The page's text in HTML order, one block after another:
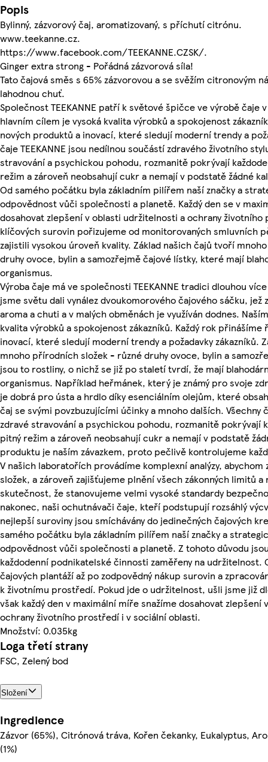
Popis
Bylinný, zázvorový čaj, aromatizovaný, s příchutí citrónu.
www.teekanne.cz.
https://www.facebook.com/TEEKANNE.CZSK/.
Ginger extra strong - Pořádná zázvorová síla!
Tato čajová směs s 65% zázvorovou a se svěžím citronovým
lahodnou chuť.
Společnost TEEKANNE patří k světové špičce ve výrobě čaje
hlavním cílem je vysoká kvalita výrobků a spokojenost
nových produktů a inovací, které sledují moderní trendy a
čaje TEEKANNE jsou nedílnou součástí zdravého životního
stravování a psychickou pohodu, rozmanitě pokrývají
režim a zároveň neobsahují cukr a nemají v podstatě žádné
Od samého počátku byla základním pilířem naší značky a
odpovědnost vůči společnosti a planetě. Každý den se v
dosahovat zlepšení v oblasti udržitelnosti a ochrany
klíčových surovin pořizujeme od monitorovaných smluvních
zajistili vysokou úroveň kvality. Základ našich čajů tvoří
druhy ovoce, bylin a samozřejmě čajové lístky, které mají
organismus.
Výroba čaje má ve společnosti TEEKANNE tradici dlouhou
jsme světu dali vynález dvoukomorového čajového sáčku,
aroma a chuti a v malých obměnách je využíván dodnes.
kvalita výrobků a spokojenost zákazníků. Každý rok
inovací, které sledují moderní trendy a požadavky zákazníků.
mnoho přírodních složek - různé druhy ovoce, bylin a
jsou to rostliny, o nichž se již po staletí tvrdí, že mají
organismus. Například heřmánek, který je známý pro svoje
je dobrá pro ústa a hrdlo díky esenciálním olejům, které
čaj se svými povzbuzujícími účinky a mnoho dalších. Všechny
zdravé stravování a psychickou pohodu, rozmanitě pokrývají
pitný režim a zároveň neobsahují cukr a nemají v podstatě
produktu je naším závazkem, proto pečlivě kontrolujeme
V našich laboratořích provádíme komplexní analýzy,
složek, a zároveň zajišťujeme plnění všech zákonných limitů
skutečnost, že stanovujeme velmi vysoké standardy
nakonec, naši ochutnávači čaje, kteří podstupují rozsáhlý
nejlepší suroviny jsou smíchávány do jedinečných čajových
samého počátku byla základním pilířem naší značky a
odpovědnost vůči společnosti a planetě. Z tohoto důvodu
každodenní podnikatelské činnosti zaměřeny na udržitelnost.
čajových plantáží až po zodpovědný nákup surovin a
k životnímu prostředí. Pokud jde o udržitelnost, ušli jsme již
však každý den v maximální míře snažíme dosahovat
ochrany životního prostředí i v sociální oblasti.
Množství: 0.035kg
Loga třetí strany
FSC, Zelený bod
Složení
Ingredience
Zázvor (65%), Citrónová tráva, Kořen čekanky, Eukalyptus,
(1%)